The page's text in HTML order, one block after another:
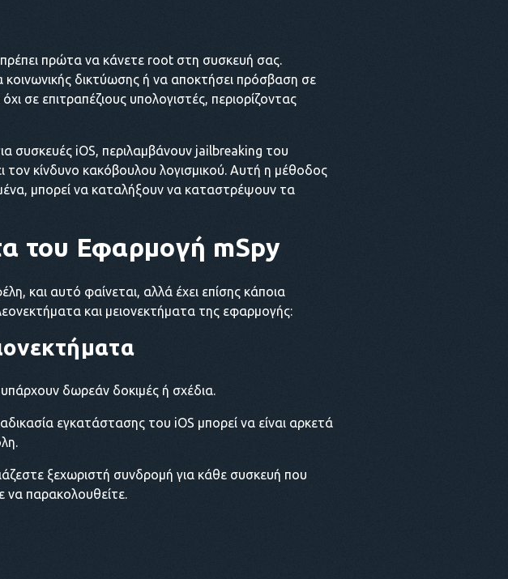
πρώτα να κάνετε root στη συσκευή σας.
δικτύωσης ή να αποκτήσει πρόσβαση σε
σε επιτραπέζιους υπολογιστές, περιορίζοντας
συσκευές iOS, περιλαμβάνουν jailbreaking του
τον κίνδυνο κακόβουλου λογισμικού. Αυτή η μέθοδος
μπορεί να καταλήξουν να καταστρέψουν τα
του Εφαρμογή mSpy
και αυτό φαίνεται, αλλά έχει επίσης κάποια
και μειονεκτήματα της εφαρμογής:
υπάρχουν δωρεάν δοκιμές ή σχέδια.
εγκατάστασης του iOS μπορεί να είναι αρκετά
ξεχωριστή συνδρομή για κάθε συσκευή που
να παρακολουθείτε.